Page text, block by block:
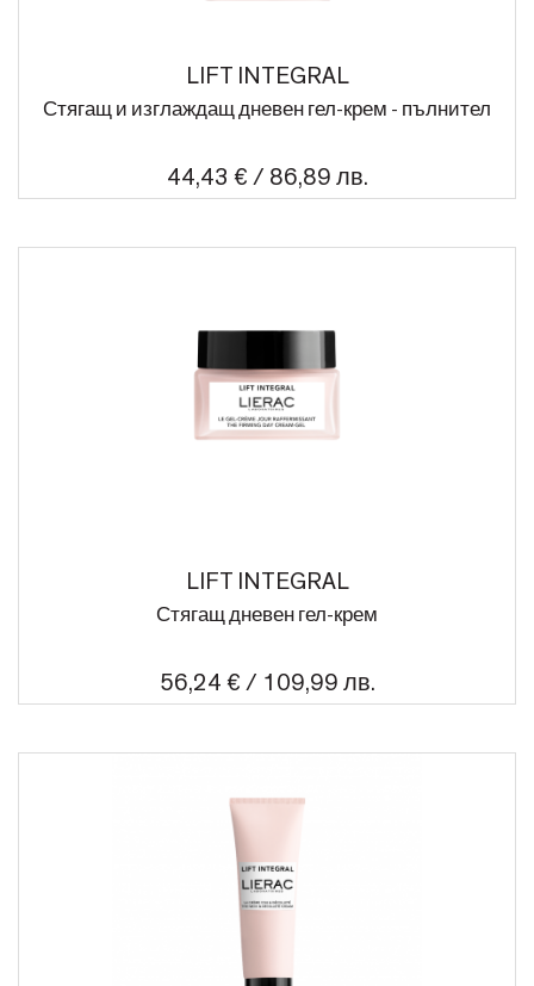
LIFT INTEGRAL
Стягащ и изглаждащ дневен гел-крем - пълнител
44,43 € / 86,89 лв.
LIFT INTEGRAL
Стягащ дневен гел-крем
56,24 € / 109,99 лв.